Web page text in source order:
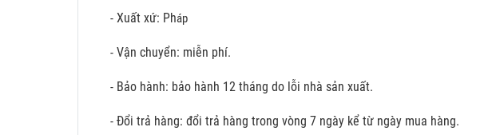
- Xuất xứ: Pháp
- Vận chuyển: miễn phí.
- Bảo hành: bảo hành 12 tháng do lỗi nhà sản xuất.
- Đổi trả hàng: đổi trả hàng trong vòng 7 ngày kể từ ngày mua hàng.